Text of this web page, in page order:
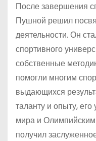
После завершения
Пушной решил
деятельности. Он
спортивного
собственные
помогли многим
выдающихся
таланту и опыту,
мира и
получил